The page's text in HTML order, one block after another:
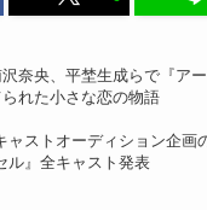
沢奈央、平埜生成らで『ア
れた小さな恋の物語
ャストオーディション企画
ル』全キャスト発表